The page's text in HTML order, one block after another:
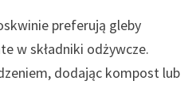
preferują gleby
w składniki odżywcze.
dodając kompost lub